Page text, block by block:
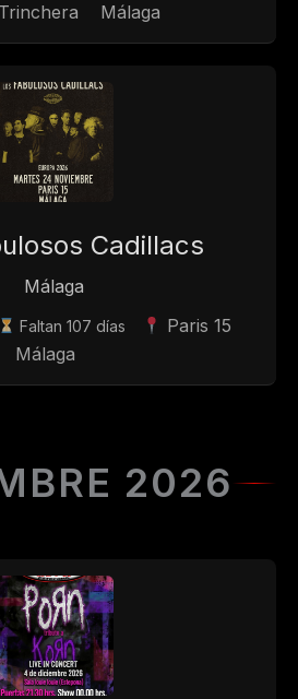
Málaga
Cadillacs
Málaga
Faltan 107 días
Paris 15
Málaga
2026